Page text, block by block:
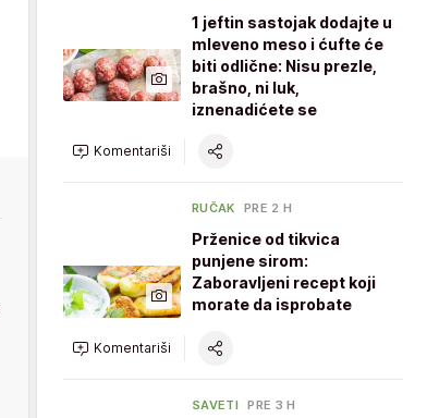
1 jeftin sastojak dodajte u
mleveno meso i ćufte će
biti odlične: Nisu prezle,
brašno, ni luk,
iznenadićete se
Komentariši
RUČAK PRE 2 H
Prženice od tikvica
punjene sirom:
Zaboravljeni recept koji
morate da isprobate
Komentariši
SAVETI PRE 3 H